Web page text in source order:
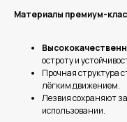
Материалы премиум-
остроту и
Прочная структура
лёгким движением.
Лезвия сохраняют
использовании.